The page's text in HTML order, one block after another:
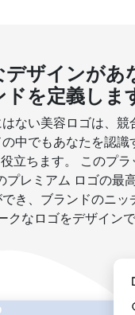
デザインがあ
ドを定義しま
ない美容ロゴは、競
中でもあなたを認識
立ちます。 このプ
プレミアム ロゴの最
き、ブランドのニッ
クなロゴをデザインで